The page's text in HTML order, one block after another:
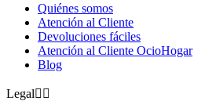
Quiénes somos
Atención al Cliente
Devoluciones fáciles
Atención al Cliente OcioHogar
Blog
Legal 